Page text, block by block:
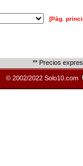
[Pág.
** Precios
© 2002/2022 Solo10.com